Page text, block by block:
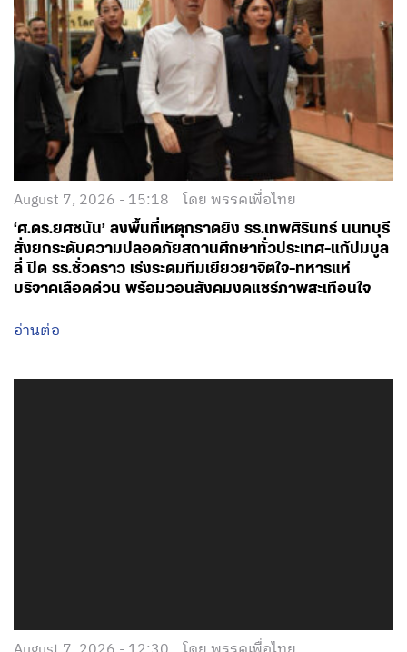
August 7, 2026 - 15:18 โดย พรรคเพื่อไทย
‘ศ.ดร.ยศชนัน’ ลงพื้นที่เหตุกราดยิง รร.เทพศิรินทร์ นนทบุรี
สั่งยกระดับความปลอดภัยสถานศึกษาทั่วประเทศ-แก้ปมบูล
ลี่ ปิด รร.ชั่วคราว เร่งระดมทีมเยียวยาจิตใจ-ทหารแห่
บริจาคเลือดด่วน พร้อมวอนสังคมงดแชร์ภาพสะเทือนใจ
อ่านต่อ